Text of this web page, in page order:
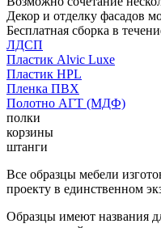
Декор и отделку фасадов
Бесплатная сборка в
ЛДСП
Пластик Alvic Luxe
Пластик HPL
Пленка ПВХ
Полотно АГТ (МДФ)
полки
корзины
штанги
Все образцы мебели
проекту в единственном
Образцы имеют названия